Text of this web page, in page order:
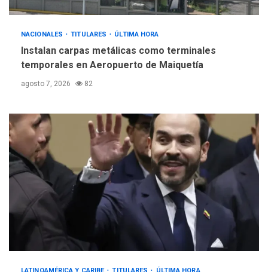
nucleares
NACIONALES TITULARES ÚLTIMA HORA
Instalan carpas metálicas como terminales
temporales en Aeropuerto de Maiquetía
agosto 7, 2026 82